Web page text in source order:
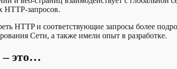
запросов.
HTTP и соответствующие запросы более
Сети, а также имели опыт в разработке.
– это…